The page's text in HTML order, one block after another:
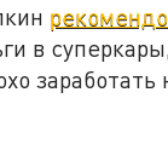
в
заработать